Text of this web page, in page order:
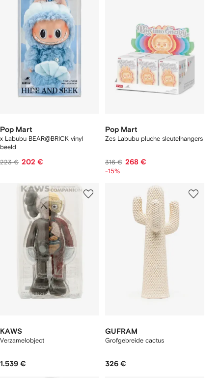
Pop Mart
x Labubu BEAR@BRICK vinyl
beeld
223 € 202 €
Pop Mart
Zes Labubu pluche sleutelhangers
316 € 268 €
-15%
KAWS
Verzamelobject
1.539 €
GUFRAM
Grofgebreide cactus
326 €